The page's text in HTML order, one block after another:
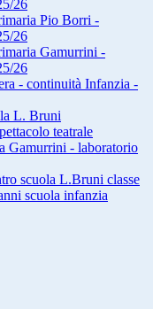
26
Pio Borri -
26
Gamurrini -
26
- continuità Infanzia -
L. Bruni
teatrale
Gamurrini - laboratorio
scuola L.Bruni classe
scuola infanzia